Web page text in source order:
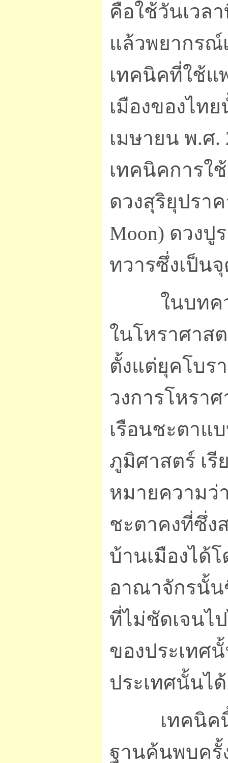
คือใช้วันเวล
แล้วพยากรณ์
เทคนิคที่ใช้แ
เมืองของไท
เมษายน พ.ศ.
เทคนิคการใ
ดวงสุริยุปรา
Moon) ดวงปู
ทวารซึ่งเป็น
ในบทควา
ในโหราศาส
ตั้งแต่ยุคโบร
วงการโหรา
เรือนชะตาแ
ภูมิศาสตร์ เรี
หมายความว่
ชะตาคงที่ซึ่ง
บ้านเมืองได้
อาณาจักรนั้
ที่ไม่ชัดเจนไ
ของประเทศ
ประเทศนั้นไ
เทคนิคนี้เ
ฐานค้นพบครั้